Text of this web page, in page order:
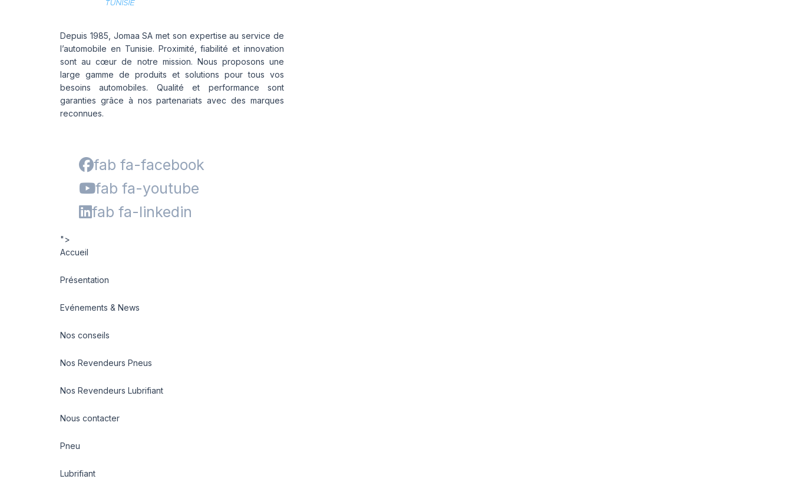
Depuis 1985, Jomaa SA met son expertise au service de
l’automobile en Tunisie. Proximité, fiabilité et innovation
sont au cœur de notre mission. Nous proposons une
large gamme de produits et solutions pour tous vos
besoins automobiles. Qualité et performance sont
garanties grâce à nos partenariats avec des marques
reconnues.
fab fa-facebook
fab fa-youtube
fab fa-linkedin
">
Accueil
Présentation
Evénements & News
Nos conseils
Nos Revendeurs Pneus
Nos Revendeurs Lubrifiant
Nous contacter
Pneu
Lubrifiant